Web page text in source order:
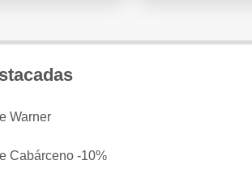
Warner
Cabárceno -10%